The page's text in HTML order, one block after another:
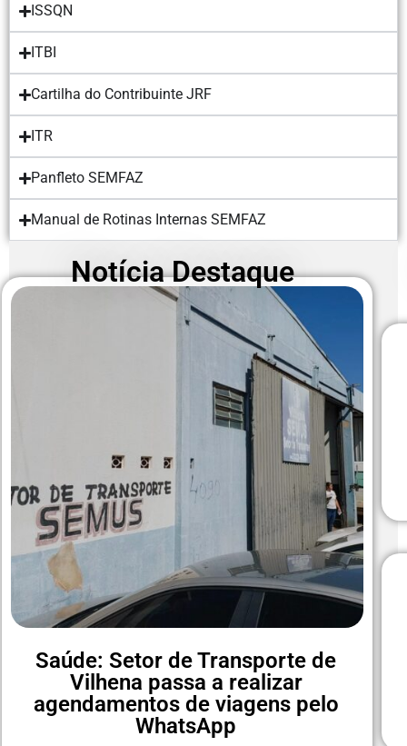
ISSQN
ITBI
Cartilha do Contribuinte JRF
ITR
Panfleto SEMFAZ
Manual de Rotinas Internas SEMFAZ
Saúde: Setor de Transporte de
Vilhena passa a realizar
agendamentos de viagens pelo
WhatsApp
Notícia Destaque